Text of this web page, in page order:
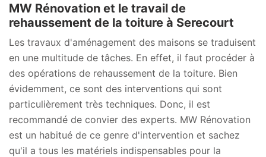
MW Rénovation et le travail de
rehaussement de la toiture à Serecourt
Les travaux d'aménagement des maisons se traduisent
en une multitude de tâches. En effet, il faut procéder à
des opérations de rehaussement de la toiture. Bien
évidemment, ce sont des interventions qui sont
particulièrement très techniques. Donc, il est
recommandé de convier des experts. MW Rénovation
est un habitué de ce genre d'intervention et sachez
qu'il a tous les matériels indispensables pour la